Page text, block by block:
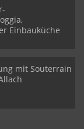
Einbauküche
mit Souterrain